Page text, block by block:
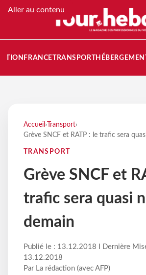
Aller au contenu
FRANCETRANSPORT
Accueil › Transport›
Grève SNCF et RATP : le trafic sera
TRANSPORT
Grève SNCF et
trafic sera quasi
demain
Publié le : 13.12.2018 I Dernière
13.12.2018
Par La rédaction (avec AFP)